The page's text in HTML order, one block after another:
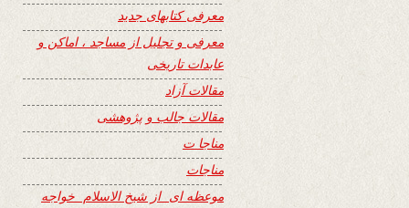
معرفی کتابهای جدید
معرفی و تجلیل از مساجد ، اماکن و
عابدات تاریخی
مقالات آزاد
مقالات جالب و پژوهشی
مناجا ت
مناجات
موعظه ای از شیخ الاسلام خواجه